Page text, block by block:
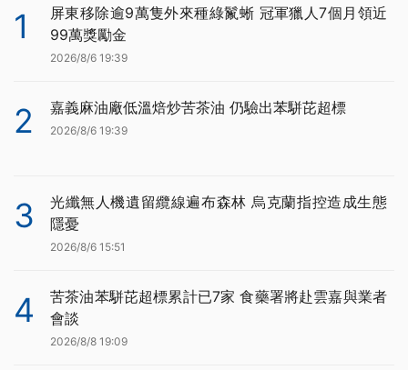
1
屏東移除逾9萬隻外來種綠鬣蜥 冠軍獵人7個月領近
99萬獎勵金
2026/8/6 19:39
2 嘉義麻油廠低溫焙炒苦茶油 仍驗出苯駢芘超標
2026/8/6 19:39
3
光纖無人機遺留纜線遍布森林 烏克蘭指控造成生態
隱憂
2026/8/6 15:51
4
苦茶油苯駢芘超標累計已7家 食藥署將赴雲嘉與業者
會談
2026/8/8 19:09